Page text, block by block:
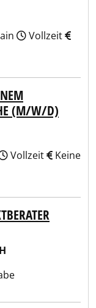
Vollzeit
(M/W/D)
Vollzeit
Keine